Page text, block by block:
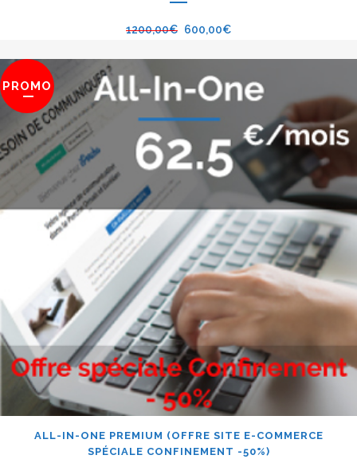
1200,00€ 600,00€
PROMO
ALL-IN-ONE PREMIUM (OFFRE SITE E-COMMERCE
SPÉCIALE CONFINEMENT -50%)